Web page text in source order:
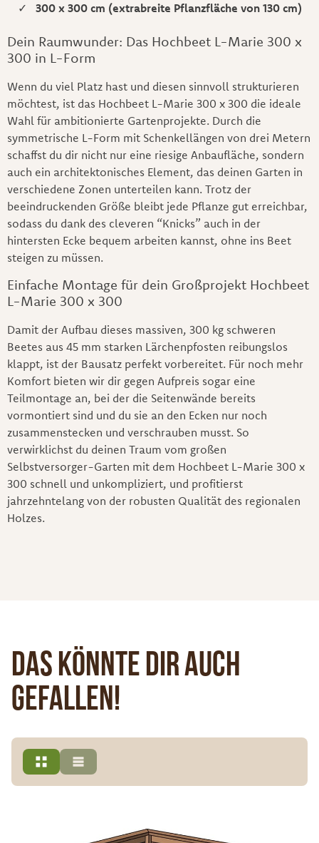
300 x 300 cm (extrabreite Pflanzfläche von 130 cm)
Dein Raumwunder: Das Hochbeet L-Marie 300 x
300 in L-Form
Wenn du viel Platz hast und diesen sinnvoll strukturieren
möchtest, ist das Hochbeet L-Marie 300 x 300 die ideale
Wahl für ambitionierte Gartenprojekte. Durch die
symmetrische L-Form mit Schenkellängen von drei Metern
schaffst du dir nicht nur eine riesige Anbaufläche, sondern
auch ein architektonisches Element, das deinen Garten in
verschiedene Zonen unterteilen kann. Trotz der
beeindruckenden Größe bleibt jede Pflanze gut erreichbar,
sodass du dank des cleveren “Knicks” auch in der
hintersten Ecke bequem arbeiten kannst, ohne ins Beet
steigen zu müssen.
Einfache Montage für dein Großprojekt Hochbeet
L-Marie 300 x 300
Damit der Aufbau dieses massiven, 300 kg schweren
Beetes aus 45 mm starken Lärchenpfosten reibungslos
klappt, ist der Bausatz perfekt vorbereitet. Für noch mehr
Komfort bieten wir dir gegen Aufpreis sogar eine
Teilmontage an, bei der die Seitenwände bereits
vormontiert sind und du sie an den Ecken nur noch
zusammenstecken und verschrauben musst. So
verwirklichst du deinen Traum vom großen
Selbstversorger-Garten mit dem Hochbeet L-Marie 300 x
300 schnell und unkompliziert, und profitierst
jahrzehntelang von der robusten Qualität des regionalen
Holzes.
Das könnte dir auch
gefallen!